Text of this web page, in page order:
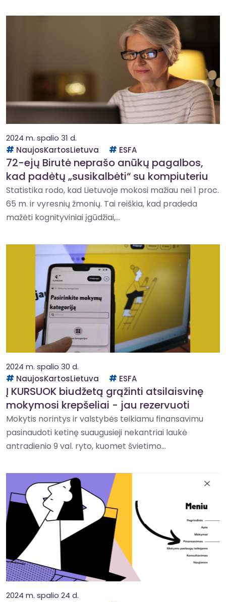
2024 m. spalio 31 d.
NaujosKartosLietuva
ESFA
72-ejų Birutė neprašo anūkų pagalbos,
kad padėtų „susikalbėti“ su kompiuteriu
Statistika rodo, kad Lietuvoje mokosi mažiau nei 1 proc.
65 m. ir vyresnių žmonių. Tai reiškia, kad pradeda
mažėti kognityviniai įgūdžiai,...
2024 m. spalio 30 d.
NaujosKartosLietuva
ESFA
Į KURSUOK biudžetą grąžinti atsilaisvinę
mokymosi krepšeliai - jau rezervuoti
Mokytis norintys ir valstybės teikiamu finansavimu
pasinaudoti ketinę suaugusieji nekantriai laukė
antradienio 9 val. ryto, kuomet švietimo...
2024 m. spalio 24 d.